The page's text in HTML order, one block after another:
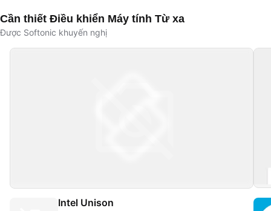
Cần thiết Điều khiển Máy tính Từ xa
Được Softonic khuyến nghị
Intel Unison